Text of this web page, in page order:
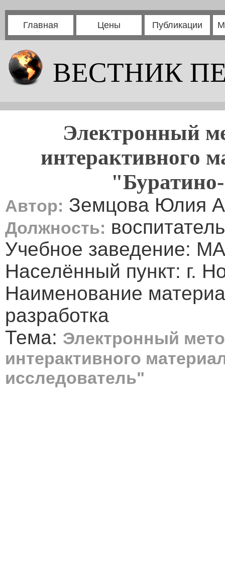
Главная Цены Публикации
ВЕСТНИК
Электронный
интерактивного
Автор: Земцова Юлия
Должность: воспитатель
Учебное заведение:
Населённый пункт: г.
Наименование
разработка
Тема: Электронный
интерактивного
исследователь"